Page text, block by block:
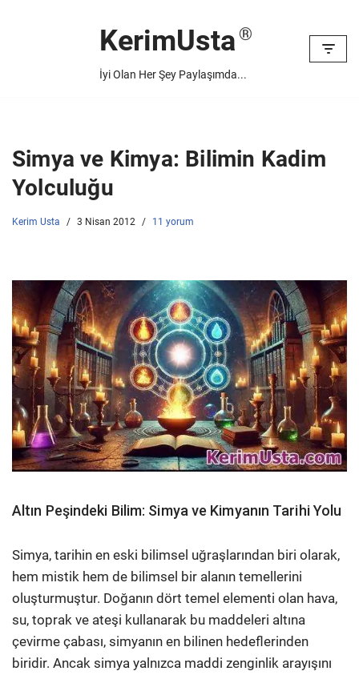
KerimUsta
İyi Olan Her Şey Paylaşımda...
Simya ve Kimya: Bilimin Kadim
Yolculuğu
Kerim Usta 3 Nisan 2012 11 yorum
Altın Peşindeki Bilim: Simya ve Kimyanın Tarihi Yolu
Simya, tarihin en eski bilimsel uğraşlarından biri olarak,
hem mistik hem de bilimsel bir alanın temellerini
oluşturmuştur. Doğanın dört temel elementi olan hava,
su, toprak ve ateşi kullanarak bu maddeleri altına
çevirme çabası, simyanın en bilinen hedeflerinden
biridir. Ancak simya yalnızca maddi zenginlik arayışını